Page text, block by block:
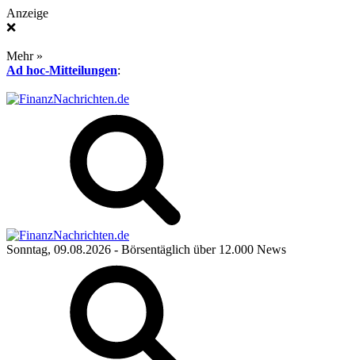
Anzeige
❌
Mehr »
Ad hoc-Mitteilungen:
Sonntag, 09.08.2026 - Börsentäglich über 12.000 News